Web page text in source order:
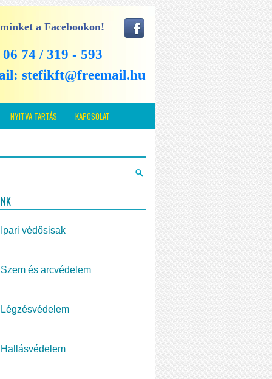
a Facebookon!
74 / 319 - 593
stefikft@freemail.hu
NYITVA TARTÁS KAPCSOLAT
Ipari védősisak
Szem és arcvédelem
Légzésvédelem
Hallásvédelem